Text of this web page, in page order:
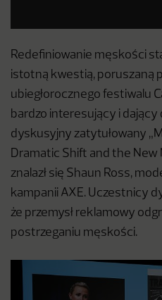
Redefiniowanie męskości
istotną kwestią, poruszaną
ubiegłorocznego festiwalu
bardzo interesujący i dający
dyskusyjny zatytułowany
Dramatic Shift and the New
znalazł się Shaun Ross,
kampanii AXE. Uczestnicy
że przemysł reklamowy
postrzeganiu męskości.